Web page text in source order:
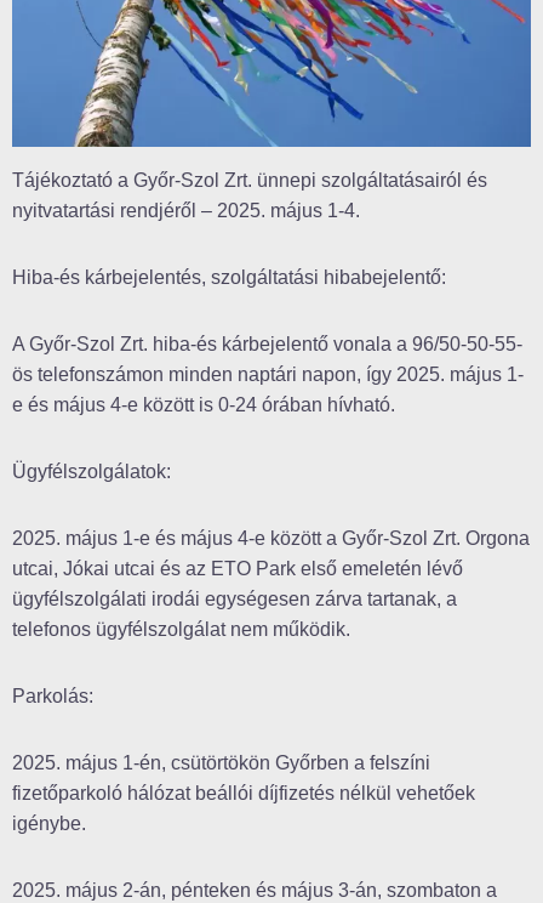
Tájékoztató a Győr-Szol Zrt. ünnepi szolgáltatásairól és
nyitvatartási rendjéről – 2025. május 1-4.
Hiba-és kárbejelentés, szolgáltatási hibabejelentő:
A Győr-Szol Zrt. hiba-és kárbejelentő vonala a 96/50-50-55-
ös telefonszámon minden naptári napon, így 2025. május 1-
e és május 4-e között is 0-24 órában hívható.
Ügyfélszolgálatok:
2025. május 1-e és május 4-e között a Győr-Szol Zrt. Orgona
utcai, Jókai utcai és az ETO Park első emeletén lévő
ügyfélszolgálati irodái egységesen zárva tartanak, a
telefonos ügyfélszolgálat nem működik.
Parkolás:
2025. május 1-én, csütörtökön Győrben a felszíni
fizetőparkoló hálózat beállói díjfizetés nélkül vehetőek
igénybe.
2025. május 2-án, pénteken és május 3-án, szombaton a